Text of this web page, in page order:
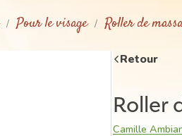
Pour le visage Roller de
Retour
Roller
Camille